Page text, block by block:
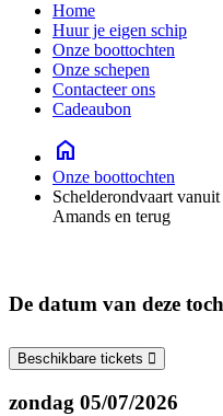
Home
Huur je eigen schip
Onze boottochten
Onze schepen
Contacteer ons
Cadeaubon
home
Onze boottochten
Schelderondvaart
Amands en terug
De datum van deze
Beschikbare tickets
zondag 05/07/2026